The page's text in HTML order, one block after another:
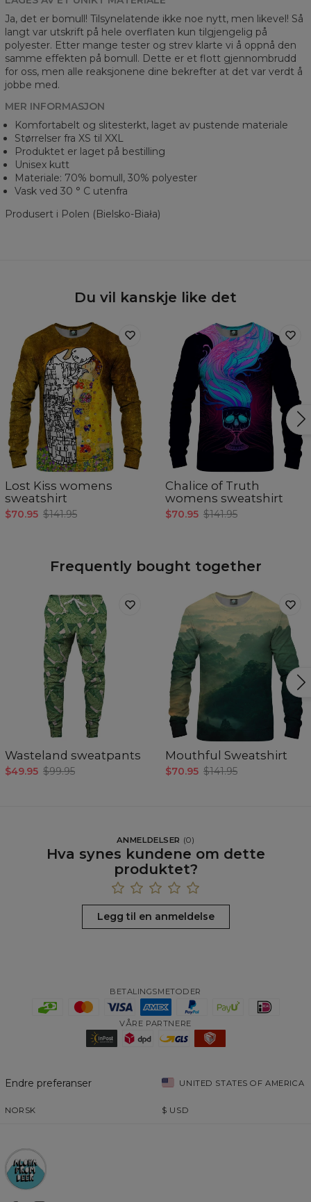
Ja, det er bomull! Tilsynelatende ikke noe nytt, men likevel! Så
langt var utskrift på hele overflaten kun tilgjengelig på
polyester. Etter mange tester og strev klarte vi å oppnå den
samme effekten på bomull. Dette er et flott gjennombrudd
for oss, men alle reaksjonene dine bekrefter at det var verdt å
jobbe med.
MER INFORMASJON
Komfortabelt og slitesterkt, laget av pustende materiale
Størrelser fra XS til XXL
Produktet er laget på bestilling
Unisex kutt
Materiale: 70% bomull, 30% polyester
Vask ved 30 ° C utenfra
Produsert i Polen (Bielsko-Biała)
Du vil kanskje like det
Lost Kiss womens
sweatshirt
$70.95 $141.95
Chalice of Truth
womens sweatshirt
$70.95 $141.95
Frequently bought together
Wasteland sweatpants
$49.95 $99.95
Mouthful Sweatshirt
$70.95 $141.95
ANMELDELSER (0)
Hva synes kundene om dette
produktet?
Legg til en anmeldelse
BETALINGSMETODER
VÅRE PARTNERE
Endre preferanser UNITED STATES OF AMERICA
NORSK $ USD